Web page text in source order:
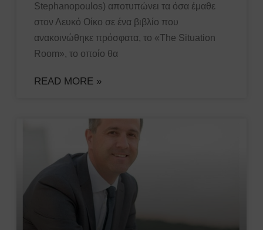
Stephanopoulos) αποτυπώνει τα όσα έμαθε
στον Λευκό Οίκο σε ένα βιβλίο που
ανακοινώθηκε πρόσφατα, το «The Situation
Room», το οποίο θα
READ MORE »